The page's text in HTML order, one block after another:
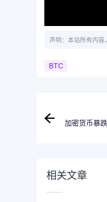
声明：本站所有内容
BTC
加密货币暴
相关文章